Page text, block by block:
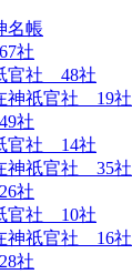
名帳
社
官社 48社
神祇官社 19社
社
官社 14社
神祇官社 35社
社
官社 10社
神祇官社 16社
社